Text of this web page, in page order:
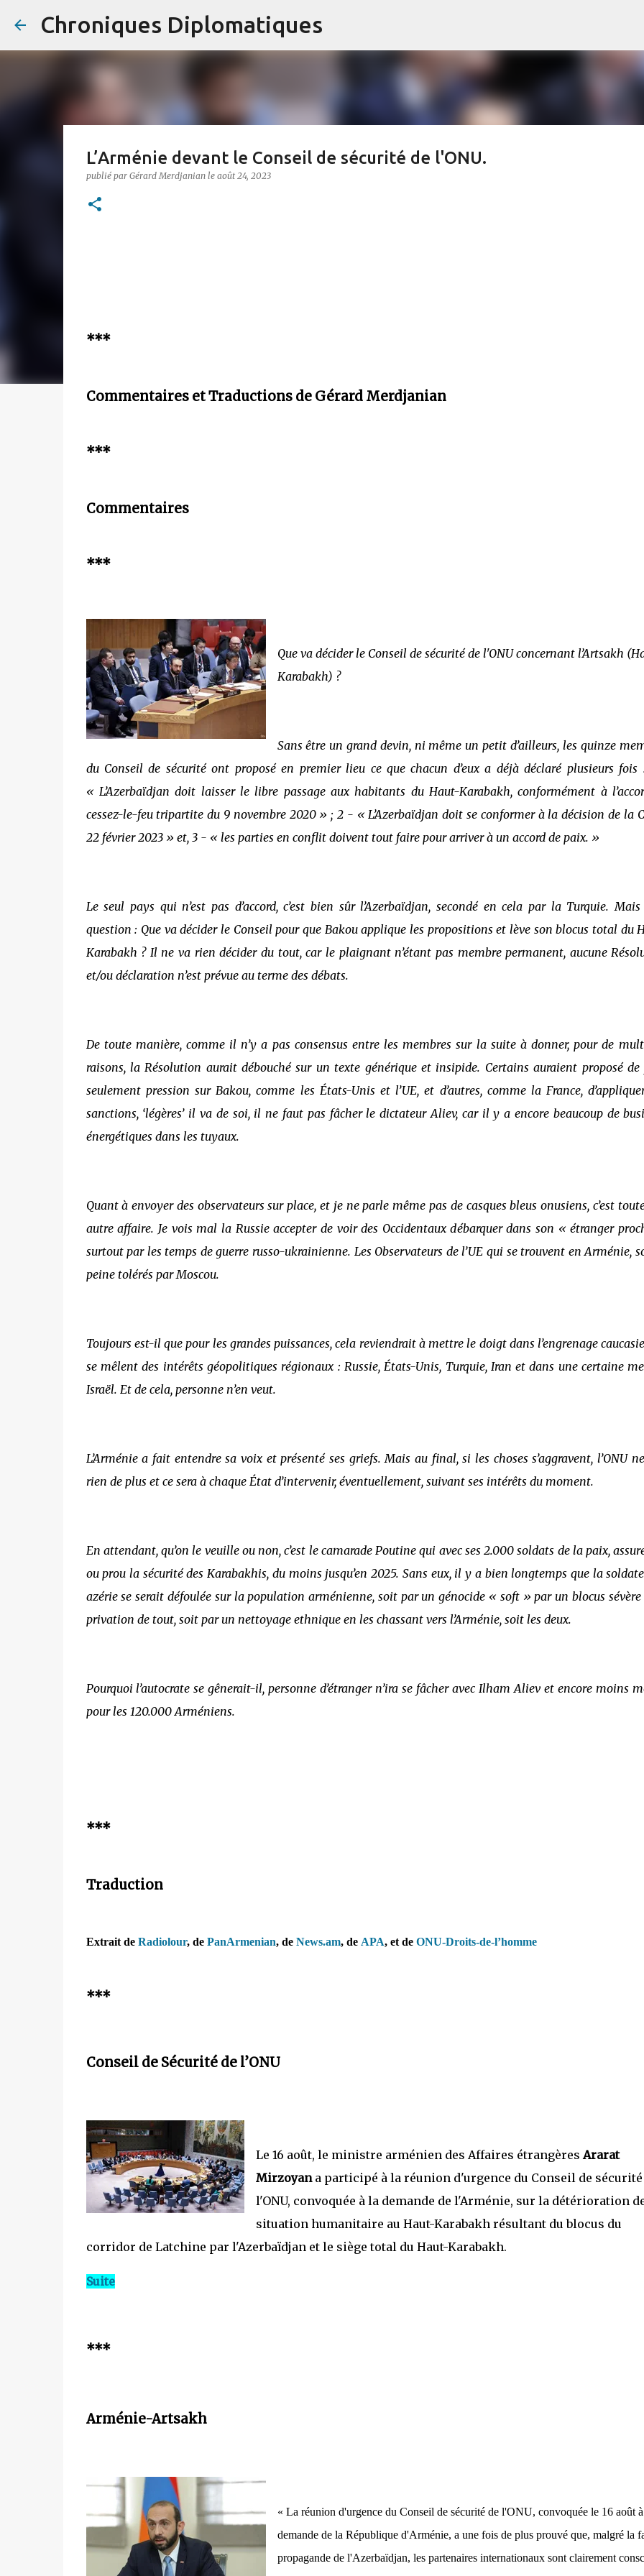
Chroniques Diplomatiques
L’Arménie devant le Conseil de sécurité de l'ONU.
publié par Gérard Merdjanian le août 24, 2023
***
Commentaires et Traductions de Gérard Merdjanian
***
Commentaires
***
Que va décider le Conseil de sécurité de l'ONU concernant l’Artsakh
Karabakh) ?
Sans être un grand devin, ni même un petit d’ailleurs, les quinze
du Conseil de sécurité ont proposé en premier lieu ce que chacun d’eux a déjà déclaré plusieurs
« L’Azerbaïdjan doit laisser le libre passage aux habitants du Haut-Karabakh, conformément à
cessez-le-feu tripartite du 9 novembre 2020 » ; 2 - « L’Azerbaïdjan doit se conformer à la décision de la
22 février 2023 » et, 3 - « les parties en conflit doivent tout faire pour arriver à un accord de paix. »
Le seul pays qui n’est pas d’accord, c’est bien sûr l’Azerbaïdjan, secondé en cela par la Turquie.
question : Que va décider le Conseil pour que Bakou applique les propositions et lève son blocus total du
Karabakh ? Il ne va rien décider du tout, car le plaignant n’étant pas membre permanent, aucune
et/ou déclaration n’est prévue au terme des débats.
De toute manière, comme il n’y a pas consensus entre les membres sur la suite à donner, pour de
raisons, la Résolution aurait débouché sur un texte générique et insipide. Certains auraient proposé de
seulement pression sur Bakou, comme les États-Unis et l’UE, et d’autres, comme la France,
sanctions, ‘légères’ il va de soi, il ne faut pas fâcher le dictateur Aliev, car il y a encore beaucoup de
énergétiques dans les tuyaux.
Quant à envoyer des observateurs sur place, et je ne parle même pas de casques bleus onusiens, c’est
autre affaire. Je vois mal la Russie accepter de voir des Occidentaux débarquer dans son « étranger
surtout par les temps de guerre russo-ukrainienne. Les Observateurs de l’UE qui se trouvent en Arménie,
peine tolérés par Moscou.
Toujours est-il que pour les grandes puissances, cela reviendrait à mettre le doigt dans l’engrenage
se mêlent des intérêts géopolitiques régionaux : Russie, États-Unis, Turquie, Iran et dans une certaine
Israël. Et de cela, personne n’en veut.
L’Arménie a fait entendre sa voix et présenté ses griefs. Mais au final, si les choses s’aggravent, l’ONU
rien de plus et ce sera à chaque État d’intervenir, éventuellement, suivant ses intérêts du moment.
En attendant, qu’on le veuille ou non, c’est le camarade Poutine qui avec ses 2.000 soldats de la paix,
ou prou la sécurité des Karabakhis, du moins jusqu’en 2025. Sans eux, il y a bien longtemps que la
azérie se serait défoulée sur la population arménienne, soit par un génocide « soft » par un blocus
privation de tout, soit par un nettoyage ethnique en les chassant vers l’Arménie, soit les deux.
Pourquoi l’autocrate se gênerait-il, personne d’étranger n’ira se fâcher avec Ilham Aliev et encore moins
pour les 120.000 Arméniens.
***
Traduction
Extrait de Radiolour, de PanArmenian, de News.am, de APA, et de ONU-Droits-de-l’homme
***
Conseil de Sécurité de l’ONU
Le 16 août, le ministre arménien des Affaires étrangèresArarat
Mirzoyana participé à la réunion d'urgence du Conseil de sécurité
l'ONU, convoquée à la demande de l'Arménie, sur la détérioration
situation humanitaire au Haut-Karabakh résultant du blocus du
corridor de Latchine par l'Azerbaïdjan et le siège total du Haut-Karabakh.
Suite
***
Arménie-Artsakh
« La réunion d'urgence du Conseil de sécurité de l'ONU, convoquée le 16 août
demande de la République d'Arménie, a une fois de plus prouvé que, malgré la
propagande de l'Azerbaïdjan, les partenaires internationaux sont clairement